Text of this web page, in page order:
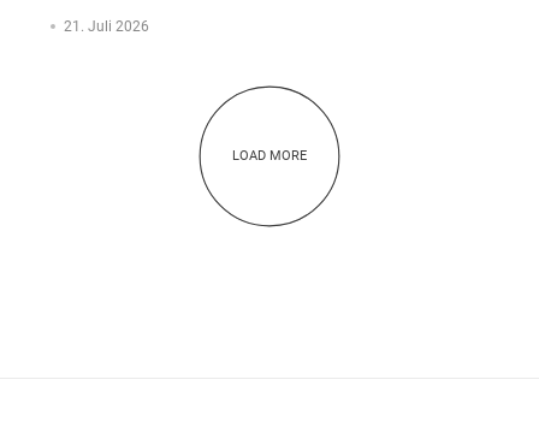
21. Juli 2026
LOAD MORE